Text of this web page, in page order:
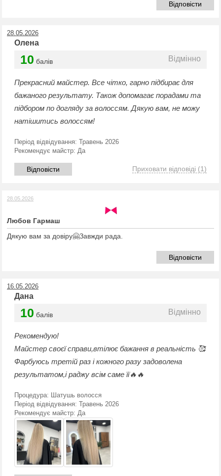
Відповісти
28.05.2026
Олена
10 балів Відмінно
Прекрасний майстер. Все чітко, гарно підбирає для
бажаного результату. Також допомагає порадами та
підбором по догляду за волоссям. Дякую вам, не можу
натішитись волоссям!
Період відвідування: Травень 2026
Рекомендує майстр: Да
Відповісти Приховати відповіді (1)
28.05.2026
Любов Гармаш
Дякую вам за довіру🤗Завжди рада.
Відповісти
16.05.2026
Дана
10 балів Відмінно
Рекомендую!
Майстер своєї справи,втілює бажання в реальність 🥰
Фарбуюсь третій раз і кожного разу задоволена
результатом,і раджу всім саме її🔥🔥
Процедура: Шатушь волосся
Період відвідування: Травень 2026
Рекомендує майстр: Да